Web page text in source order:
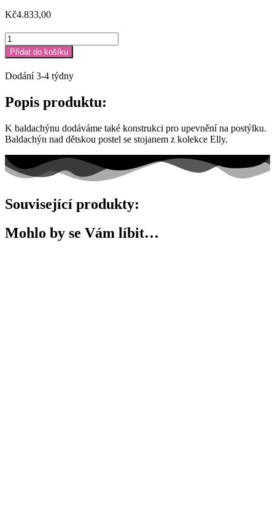
Kč4.833,00
Baldachýn/nebesa
se
stojanem
Elly
množství
Přidat do košíku
Dodání 3-4 týdny
Popis produktu:
K baldachýnu dodáváme také konstrukci pro upevnění na postýlku.
Baldachýn nad dětskou postel se stojanem z kolekce Elly.
Související produkty:
Mohlo by se Vám líbit…